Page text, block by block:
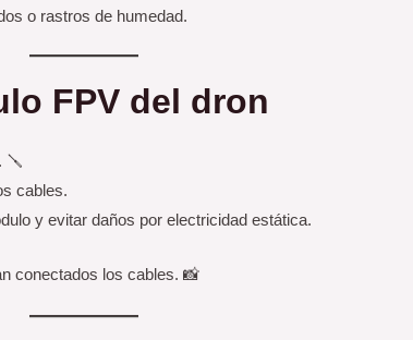
o rastros de humedad.
FPV del dron
🪛
cables.
y evitar daños por electricidad estática.
conectados los cables. 📸